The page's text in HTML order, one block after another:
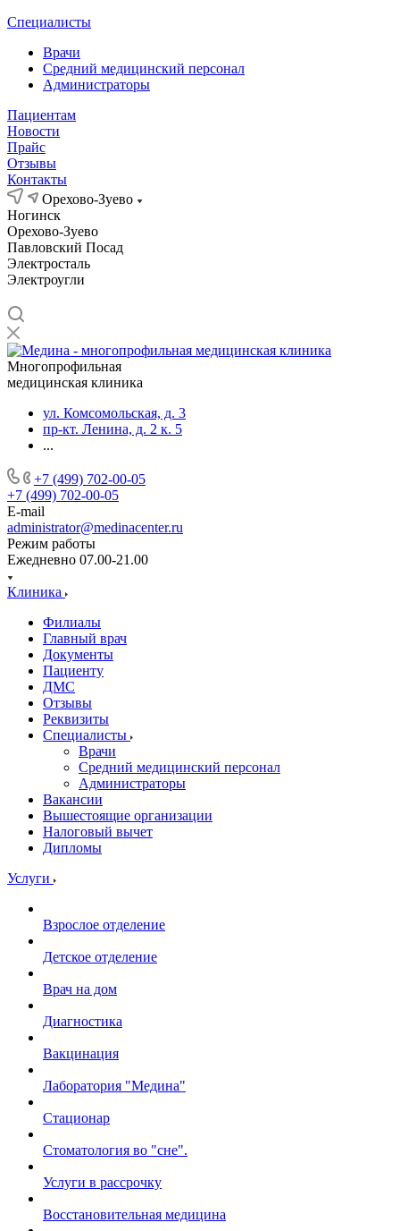
Специалисты
Врачи
Средний медицинский персонал
Администраторы
Пациентам
Новости
Прайс
Отзывы
Контакты
Орехово-Зуево
Ногинск
Орехово-Зуево
Павловский Посад
Электросталь
Электроугли
Многопрофильная
медицинская клиника
ул. Комсомольская, д. 3
пр-кт. Ленина, д. 2 к. 5
...
+7 (499) 702-00-05
+7 (499) 702-00-05
E-mail
administrator@medinacenter.ru
Режим работы
Ежедневно 07.00-21.00
Клиника
Филиалы
Главный врач
Документы
Пациенту
ДМС
Отзывы
Реквизиты
Специалисты
Врачи
Средний медицинский персонал
Администраторы
Вакансии
Вышестоящие организации
Налоговый вычет
Дипломы
Услуги
Взрослое отделение
Детское отделение
Врач на дом
Диагностика
Вакцинация
Лаборатория "Медина"
Стационар
Стоматология во "сне".
Услуги в рассрочку
Восстановительная медицина